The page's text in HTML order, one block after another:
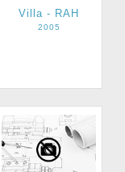
Villa - RAH
2005